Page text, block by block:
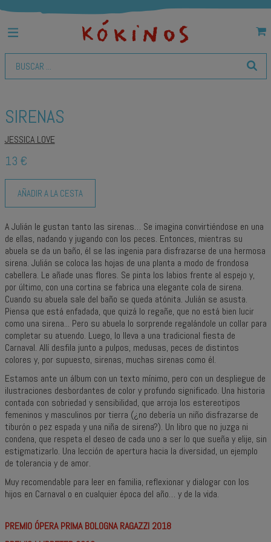
SIRENAS
JESSICA LOVE
13 €
AÑADIR A LA CESTA
A Julián le gustan tanto las sirenas… Se imagina convirtiéndose en una
de ellas, nadando y jugando con los peces. Entonces, mientras su
abuela se da un baño, él se las ingenia para disfrazarse de una hermosa
sirena. Julián se coloca las hojas de una planta a modo de frondosa
cabellera. Le añade unas flores. Se pinta los labios frente al espejo y,
por último, con una cortina se fabrica una elegante cola de sirena.
Cuando su abuela sale del baño se queda atónita. Julián se asusta.
Piensa que está enfadada, que quizá lo regañe, que no está bien lucir
como una sirena... Pero su abuela lo sorprende regalándole un collar para
completar su atuendo. Luego, lo lleva a una tradicional fiesta de
Carnaval. Allí desfila junto a pulpos, medusas, peces de distintos
colores y, por supuesto, sirenas, muchas sirenas como él.
Estamos ante un álbum con un texto mínimo, pero con un despliegue de
ilustraciones desbordantes de color y profundo significado. Una historia
contada con sobriedad y sensibilidad, que arroja los estereotipos
femeninos y masculinos por tierra (¿no debería un niño disfrazarse de
tiburón o pez espada y una niña de sirena?). Un libro que no juzga ni
condena, que respeta el deseo de cada uno a ser lo que sueña y elije, sin
estigmatizarlo. Una lección de apertura hacia la diversidad, un ejemplo
de tolerancia y de amor.
Muy recomendable para leer en familia, reflexionar y dialogar con los
hijos en Carnaval o en cualquier época del año… y de la vida.
PREMIO ÓPERA PRIMA BOLOGNA RAGAZZI 2018